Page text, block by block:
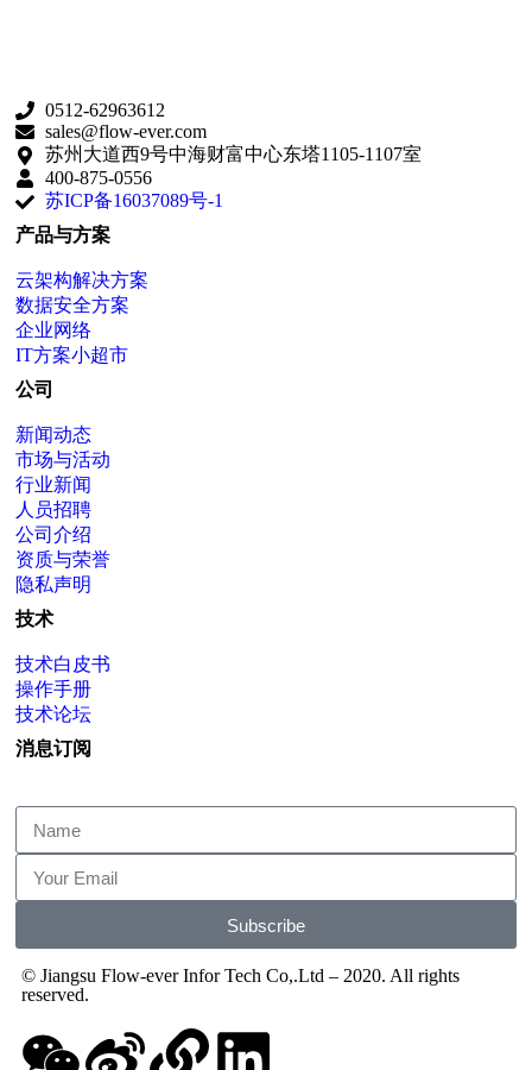
0512-62963612
sales@flow-ever.com
苏州大道西9号中海财富中心东塔1105-1107室
400-875-0556
苏ICP备16037089号-1
产品与方案
云架构解决方案
数据安全方案
企业网络
IT方案小超市
公司
新闻动态
市场与活动
行业新闻
人员招聘
公司介绍
资质与荣誉
隐私声明
技术
技术白皮书
操作手册
技术论坛
消息订阅
Subscribe
© Jiangsu Flow-ever Infor Tech Co,.Ltd – 2020. All rights
reserved.